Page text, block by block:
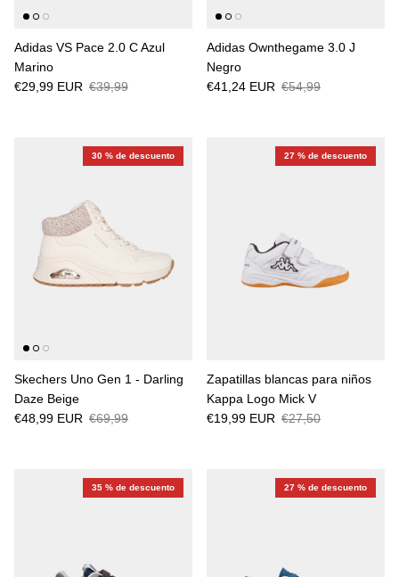
Adidas VS Pace 2.0 C Azul
Marino
€29,99 EUR €39,99
Adidas Ownthegame 3.0 J
Negro
€41,24 EUR €54,99
30 % de descuento
Skechers Uno Gen 1 - Darling
Daze Beige
€48,99 EUR €69,99
27 % de descuento
Zapatillas blancas para niños
Kappa Logo Mick V
€19,99 EUR €27,50
35 % de descuento 27 % de descuento